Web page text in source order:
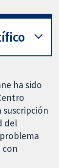
ha sido
suscripción
del